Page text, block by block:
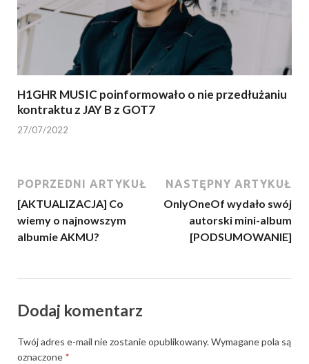
H1GHR MUSIC poinformowało o nie przedłużaniu
kontraktu z JAY B z GOT7
27/07/2022
POPRZEDNI ARTYKUŁ
[AKTUALIZACJA] Co
wiemy o najnowszym
albumie AKMU?
NASTĘPNY ARTYKUŁ
OnlyOneOf wydało swój
autorski mini-album
[PODSUMOWANIE]
Dodaj komentarz
Twój adres e-mail nie zostanie opublikowany.Wymagane pola są
oznaczone *